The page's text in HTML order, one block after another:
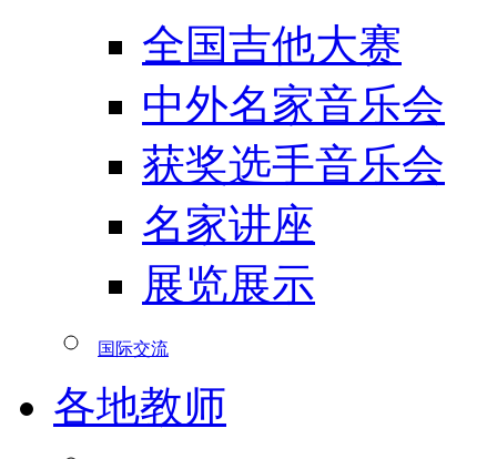
全国吉他大赛
中外名家音乐会
获奖选手音乐会
名家讲座
展览展示
国际交流
各地教师